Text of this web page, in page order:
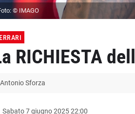
© IMAGO
RICHIESTA
Antonio Sforza
Sabato 7 giugno 2025 22:00